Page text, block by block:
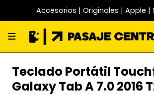
Accesorios | Originales | Apple |
Teclado Portátil
Galaxy Tab A 7.0 2016